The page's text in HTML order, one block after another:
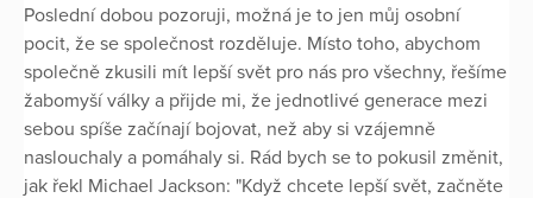
Poslední dobou pozoruji, možná je to jen můj osobní
pocit, že se společnost rozděluje. Místo toho, abychom
společně zkusili mít lepší svět pro nás pro všechny, řešíme
žabomyší války a přijde mi, že jednotlivé generace mezi
sebou spíše začínají bojovat, než aby si vzájemně
naslouchaly a pomáhaly si. Rád bych se to pokusil změnit,
jak řekl Michael Jackson: "Když chcete lepší svět, začněte